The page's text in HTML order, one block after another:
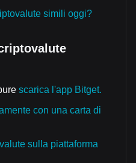
simili oggi?
scarica l'app Bitget.
con una carta di
sulla piattaforma